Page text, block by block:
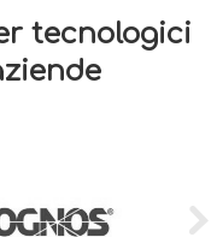
tecnologici